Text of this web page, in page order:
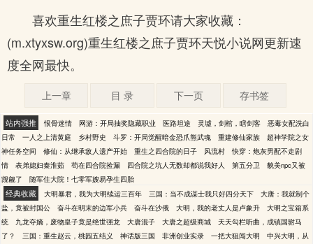
喜欢重生红楼之庶子贾环请大家收藏：
(m.xtyxsw.org)重生红楼之庶子贾环天悦小说网更新速
度全网最快。
上一章 目 录 下一页 存书签
站内强推 恨骨迷情 网游：开局抽奖隐藏职业 医路坦途 灵墟，剑棺，瞎剑客
恶毒女配洗白
日常
一人之上清黄庭 乡村野史 斗罗：开局觉醒暗金恐爪熊武魂 重建修仙家族
超神学院之女
神任务空间
修仙：从继承敌人遗产开始 重生之四合院的日子 风流村
快穿：炮灰男配不走剧
情
表弟媳妇秦淮茹 苟在四合院捡漏 四合院之坑人无数却都说我好人 第五分卫
貌美npc又被
觊觎了
随军住大院！七零军嫂易孕生四胎
经典收藏 大明暴君，我为大明续运三百年 三国：当不成谋士我只好四分天下
大唐：我就制个
盐，竟被封国公
奋斗在明末的边军小兵 奋斗在沙俄 大明，我的老丈人是卢象升
大明之宝箱系
统
九龙夺嫡，废物皇子竟是绝世强龙 大唐混子 大唐之超级商城
天天勾栏听曲，成镇国驸马
了？
三国：重生赵云，桃园五结义 神话版三国 非洲创业实录 一把大狙闯大明
中兴大明，从